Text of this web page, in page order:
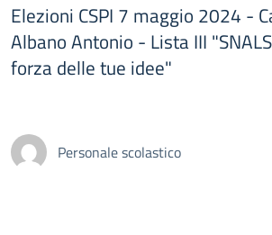
Elezioni CSPI 7 maggio 2024 -
Albano Antonio - Lista III
forza delle tue idee"
Personale scolastico